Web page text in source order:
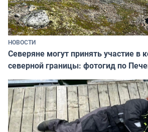
НОВОСТИ
Северяне могут принять участие в
северной границы: фотогид по